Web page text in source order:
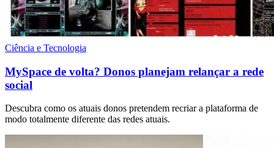
Ciência e Tecnologia
MySpace de volta? Donos planejam relançar a rede
social
Descubra como os atuais donos pretendem recriar a plataforma de
modo totalmente diferente das redes atuais.